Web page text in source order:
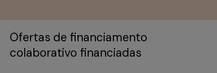
Ofertas de financiamento
colaborativo financiadas